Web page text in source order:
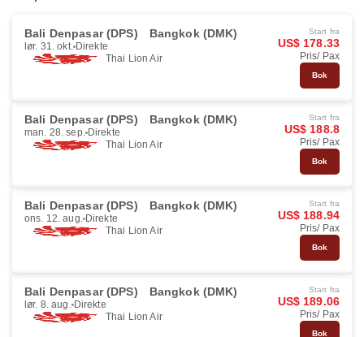
Bali Denpasar (DPS) Bangkok (DMK)
lør. 31. okt. Direkte
Thai Lion Air
Start fra
US$ 178.33
Pris/ Pax
Bok
Bali Denpasar (DPS) Bangkok (DMK)
man. 28. sep. Direkte
Thai Lion Air
Start fra
US$ 188.8
Pris/ Pax
Bok
Bali Denpasar (DPS) Bangkok (DMK)
ons. 12. aug. Direkte
Thai Lion Air
Start fra
US$ 188.94
Pris/ Pax
Bok
Bali Denpasar (DPS) Bangkok (DMK)
lør. 8. aug. Direkte
Thai Lion Air
Start fra
US$ 189.06
Pris/ Pax
Bok